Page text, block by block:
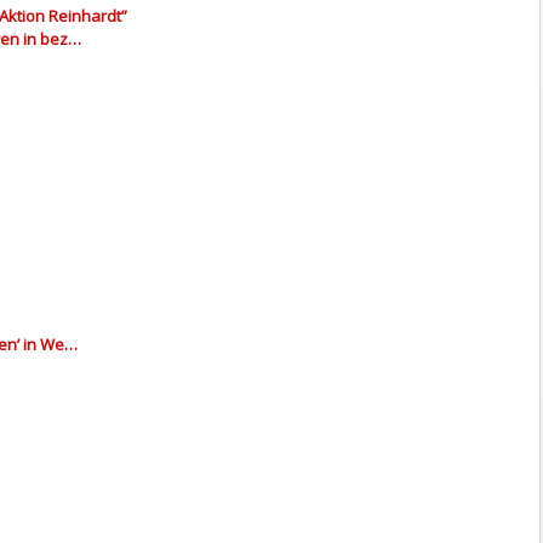
in bez…
in We…
Reinhardt”